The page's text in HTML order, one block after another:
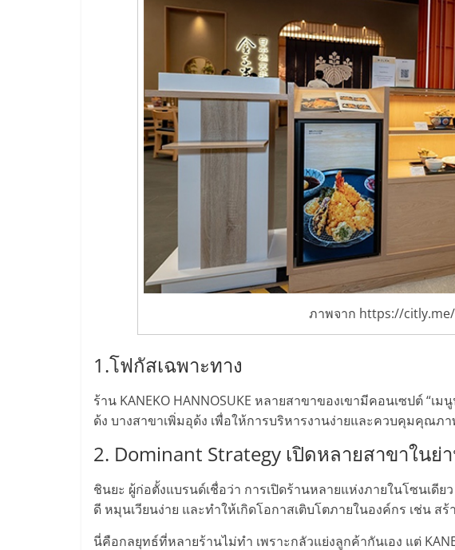
บ้าน
ลงทุน
ที่
ปรึกษา
การ
ลงทุน
ภาพจาก https://citly.me/
1.โฟกัสเฉพาะทาง
ร้าน KANEKO HANNOSUKE หลายสาขาของเขามีคอนเซปต์ “เ
ด้ง บางสาขาเพิ่มอุด้ง เพื่อให้การบริหารงานง่ายและควบคุมคุณภ
2. Dominant Strategy เปิดหลายสาขาในย่
ชินยะ ผู้ก่อตั้งแบรนด์เชื่อว่า การเปิดร้านหลายแห่งภายในโซนเดี
ดี หมุนเวียนง่าย และทำให้เกิดโอกาสเติบโตภายในองค์กร เช่น ส
นี่คือกลยุทธ์ที่หลายร้านไม่ทำ เพราะกลัวแย่งลูกค้ากันเอง แต่